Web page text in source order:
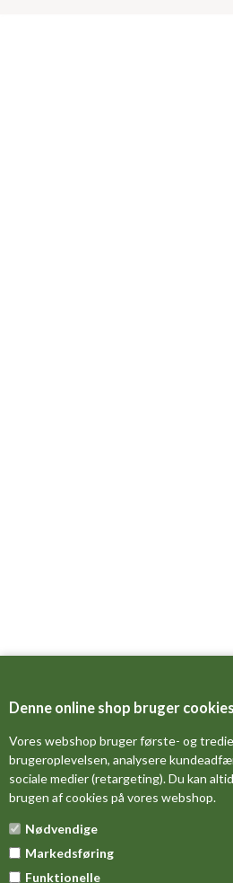
Denne online shop bruger cookies
Vores webshop bruger første- og
brugeroplevelsen, analysere
sociale medier (retargeting). Du kan
brugen af cookies på vores webshop.
Nødvendige
Markedsføring
Funktionelle